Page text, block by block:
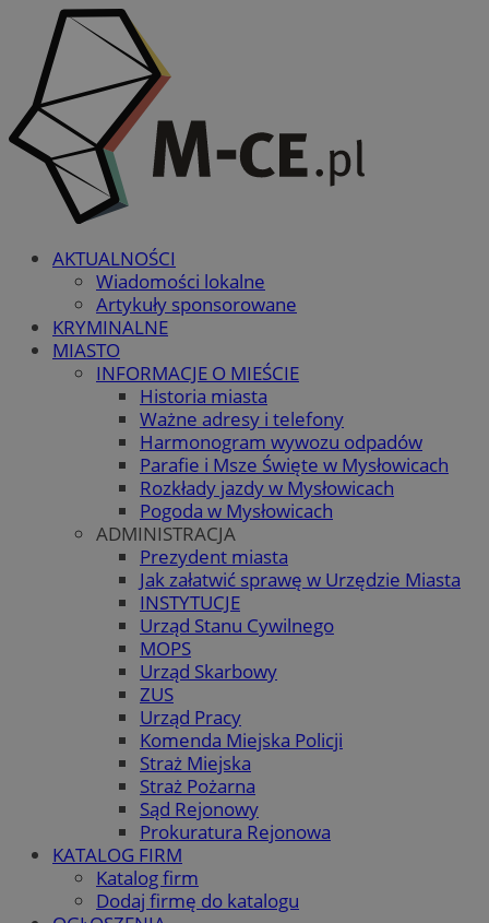
AKTUALNOŚCI
Wiadomości lokalne
Artykuły sponsorowane
KRYMINALNE
MIASTO
INFORMACJE O MIEŚCIE
Historia miasta
Ważne adresy i telefony
Harmonogram wywozu odpadów
Parafie i Msze Święte w Mysłowicach
Rozkłady jazdy w Mysłowicach
Pogoda w Mysłowicach
ADMINISTRACJA
Prezydent miasta
Jak załatwić sprawę w Urzędzie Miasta
INSTYTUCJE
Urząd Stanu Cywilnego
MOPS
Urząd Skarbowy
ZUS
Urząd Pracy
Komenda Miejska Policji
Straż Miejska
Straż Pożarna
Sąd Rejonowy
Prokuratura Rejonowa
KATALOG FIRM
Katalog firm
Dodaj firmę do katalogu